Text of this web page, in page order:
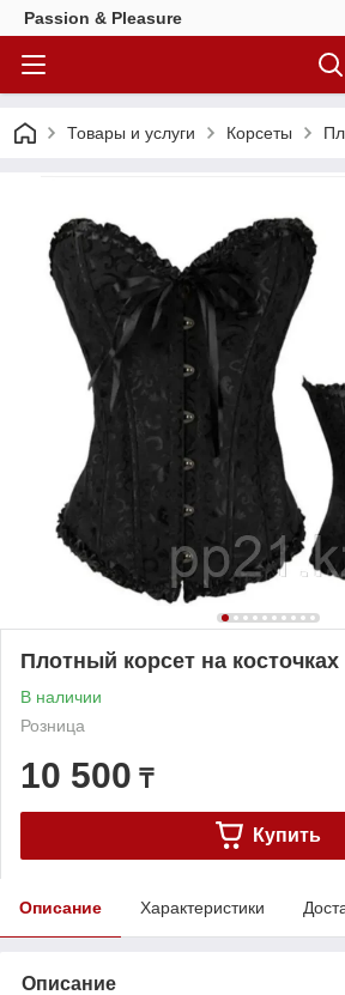
Passion & Pleasure
Товары и услуги Корсеты
Плотный корсет на косточках
В наличии
Розница
10 500 ₸
Купить
Описание Характеристики
Описание